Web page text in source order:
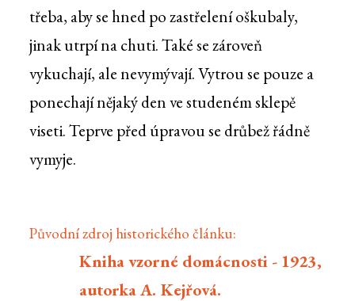
třeba, aby se hned po zastřelení oškubaly,
jinak utrpí na chuti. Také se zároveň
vykuchají, ale nevymývají. Vytrou se pouze a
ponechají nějaký den ve studeném sklepě
viseti. Teprve před úpravou se drůbež řádně
vymyje.
Původní zdroj historického článku:
Kniha vzorné domácnosti - 1923,
autorka A. Kejřová.